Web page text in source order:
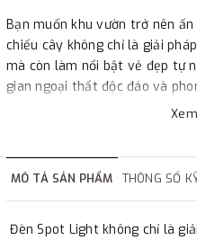
Bạn muốn khu vườn trở nên
chiếu cây không chỉ là giải
mà còn làm nổi bật vẻ đẹp tự
gian ngoại thất độc đáo và
quyết, lợi ích và cách lựa chọn
khu vườn của bạn thành một
MÔ TẢ SẢN PHẨM THÔNG SỐ
Đèn Spot Light không chỉ là